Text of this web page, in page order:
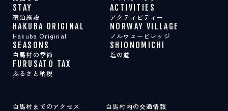
STAY
宿泊施設
ACTIVITIES
アクティビティー
HAKUBA ORIGINAL
Hakuba Original
NORWAY VILLAGE
ノルウェービレッジ
SEASONS
白馬村の季節
SHIONOMICHI
塩の道
FURUSATO TAX
ふるさと納税
白馬村までのアクセス
白馬村内の交通情報